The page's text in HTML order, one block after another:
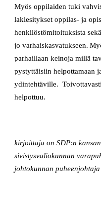
Myös oppilaiden tuki
lakiesitykset oppilas- ja
henkilöstömitoituksista
jo varhaiskasvatukseen.
parhaillaan keinoja millä
pystyttäisiin helpottamaan
ydintehtäville.
helpottuu.
kirjoittaja on SDP:n
sivistysvaliokunnan
johtokunnan puheenjohtaja